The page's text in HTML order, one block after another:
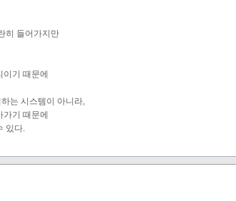
히 들어가지만
기 때문에
는 시스템이 아니라,
기 때문에
있다.